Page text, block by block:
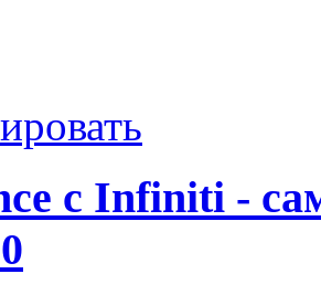
с Infiniti -